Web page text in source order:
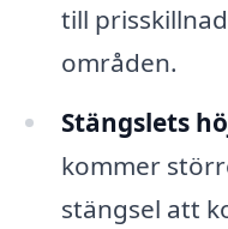
till
områden.
Stängslets
kommer
stängsel att